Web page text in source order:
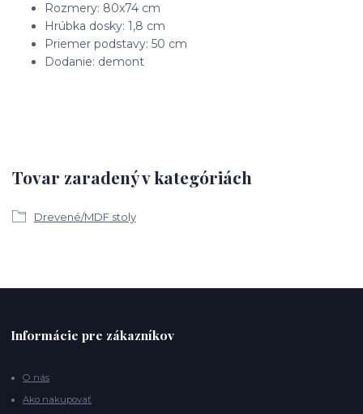
Rozmery: 80x74 cm
Hrúbka dosky: 1,8 cm
Priemer podstavy: 50 cm
Dodanie: demont
Tovar zaradený v kategóriách
Drevené/MDF stoly
Informácie pre zákazníkov
O nás
Ako nakupovať